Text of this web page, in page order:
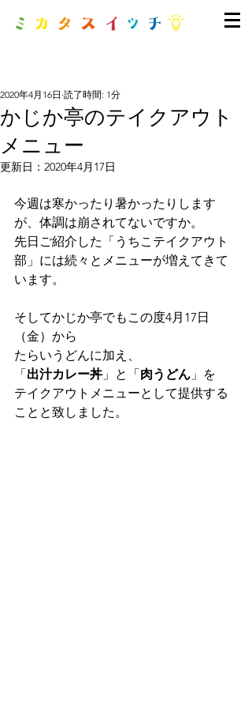
かじか亭のテイクアウト
メニュー
2020年4月16日 読了時間: 1分
更新日： 2020年4月17日
今週は寒かったり暑かったりします
が、体調は崩されてないですか。
先日ご紹介した「うちこテイクアウト
部」には続々とメニューが増えてきて
います。
そしてかじか亭でもこの度4月17日
（金）から
たらいうどんに加え、
「出汁カレー丼 」と「肉うどん 」を
テイクアウトメニューとして提供する
ことと致しました。